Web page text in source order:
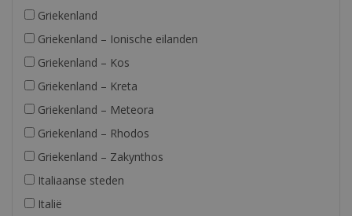
Griekenland
Griekenland – Ionische eilanden
Griekenland – Kos
Griekenland – Kreta
Griekenland – Meteora
Griekenland – Rhodos
Griekenland – Zakynthos
Italiaanse steden
Italië